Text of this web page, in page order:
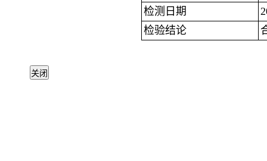
检测日期
检验结论